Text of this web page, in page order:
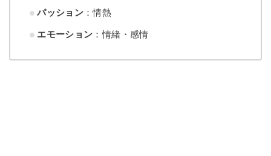
パッション ：情熱
エモーション ：情緒・感情